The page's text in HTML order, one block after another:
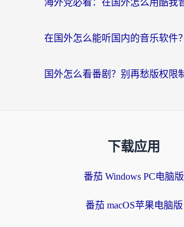
下载应用
番茄 Windows PC电脑版
番茄 macOS苹果电脑版